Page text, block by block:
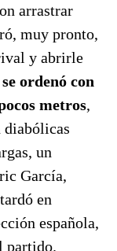
arrastrar
muy pronto,
y abrirle
se ordenó con
metros,
diabólicas
un
García,
en
española,
partido.